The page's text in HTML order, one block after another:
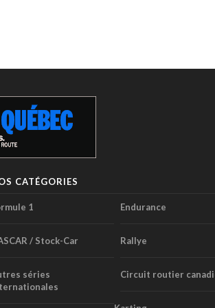
CATÉGORIES
1 Endurance
/ Stock-Car Rallye
séries
Circuit routier